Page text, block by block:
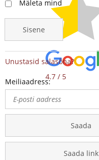
4.7 / 5
Mäleta mind
Sisene
Unustasid salasõna?
Meiliaadress:
Saada
Saada link